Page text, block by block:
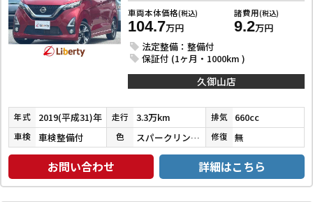
車両本体価格(税込)
104.7万円
諸費用(税込)
9.2万円
法定整備：整備付
保証付 (1ヶ月・1000km )
久御山店
年式 2019(平成31)年 走行 3.3万km 排気 660cc
車検 車検整備付 色 スパークリングレッドメタリック 修復 無
お問い合わせ 詳細はこちら